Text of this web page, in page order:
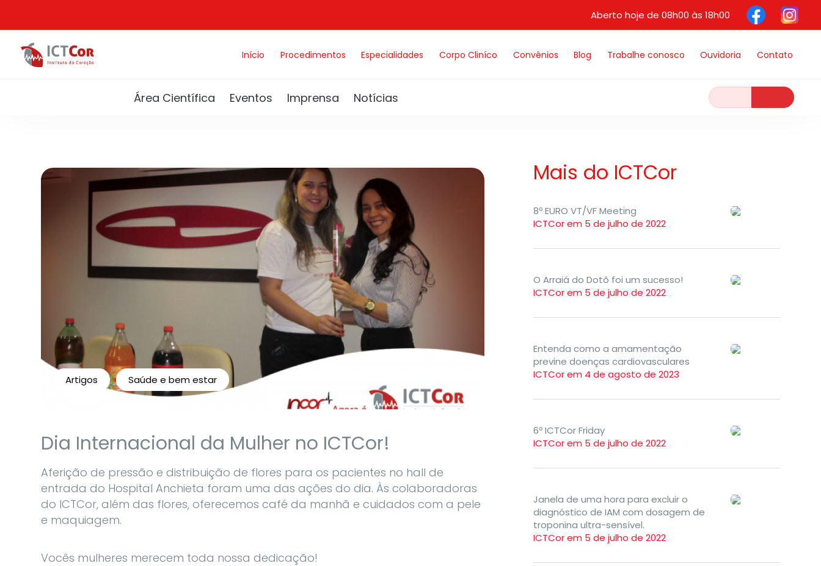
Aberto hoje de 08h00 às 18h00
Contato
Ouvidoria
Trabalhe conosco
Blog
Convênios
Corpo Cliníco
Especialidades
Procedimentos
Início
Área Científica Eventos Imprensa Notícias
Artigos Saúde e bem estar
Dia Internacional da Mulher no ICTCor!
Aferição de pressão e distribuição de flores para os pacientes no hall de
entrada do Hospital Anchieta foram uma das ações do dia. Às colaboradoras
do ICTCor, além das flores, oferecemos café da manhã e cuidados com a pele
e maquiagem.
Vocês mulheres merecem toda nossa dedicação!
Mais do ICTCor
8º EURO VT/VF Meeting
ICTCor em 5 de julho de 2022
O Arraiá do Dotô foi um sucesso!
ICTCor em 5 de julho de 2022
Entenda como a amamentação
previne doenças cardiovasculares
ICTCor em 4 de agosto de 2023
6º ICTCor Friday
ICTCor em 5 de julho de 2022
Janela de uma hora para excluir o
diagnóstico de IAM com dosagem de
troponina ultra-sensível.
ICTCor em 5 de julho de 2022